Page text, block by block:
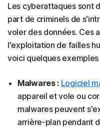
Les cyberattaques sont
part de criminels de
voler des données. Ces
l'exploitation de failles
voici quelques exemples
Malwares : Logiciel
appareil et vole ou
malwares peuvent
arrière-plan pendant